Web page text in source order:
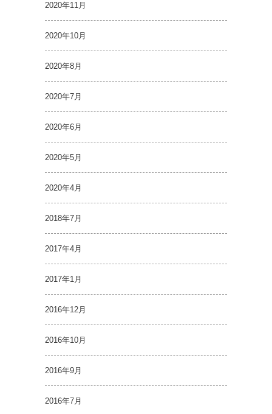
2020年11月
2020年10月
2020年8月
2020年7月
2020年6月
2020年5月
2020年4月
2018年7月
2017年4月
2017年1月
2016年12月
2016年10月
2016年9月
2016年7月